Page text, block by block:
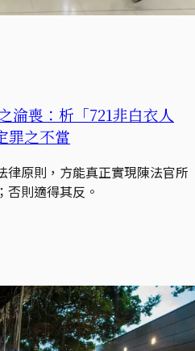
淪喪：析「721非白衣人
罪之不當
律原則，方能真正實現陳法官所
否則適得其反。